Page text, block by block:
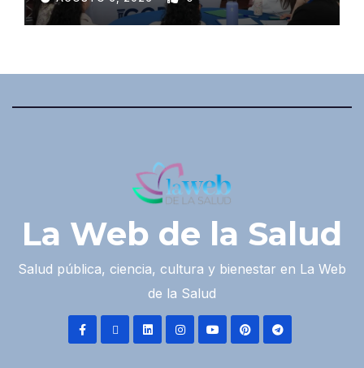
La Web de la Salud
Salud pública, ciencia, cultura y bienestar en La Web
de la Salud